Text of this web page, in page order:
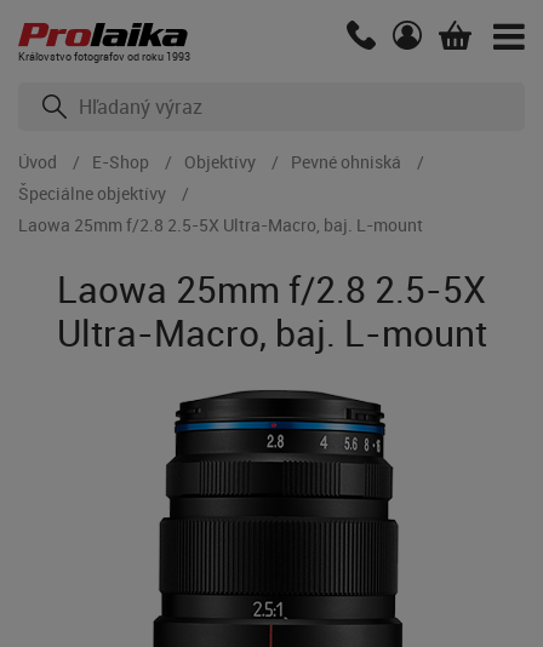
Kráľovstvo fotografov od roku 1993
Úvod E-Shop Objektívy
Pevné ohniská
Špeciálne objektívy
Laowa 25mm f/2.8 2.5-5X Ultra-Macro, baj. L-mount
Laowa 25mm f/2.8 2.5-5X
Ultra-Macro, baj. L-mount